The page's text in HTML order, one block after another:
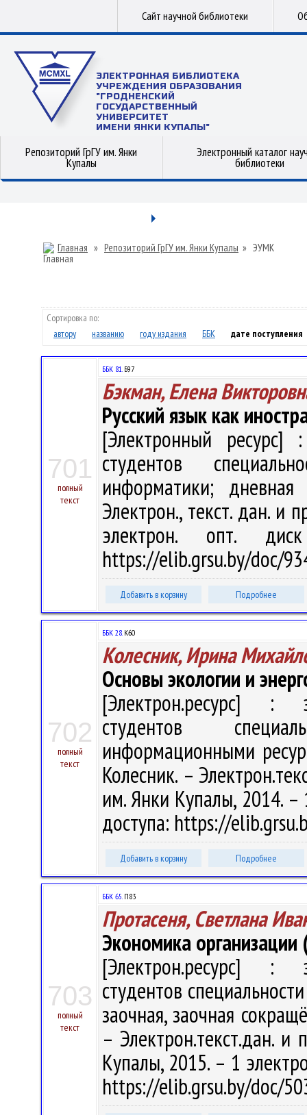
Сайт научной библиотеки
ЭЛЕКТРОННАЯ БИБЛИОТЕКА
УЧРЕЖДЕНИЯ ОБРАЗОВАНИЯ
"ГРОДНЕНСКИЙ
ГОСУДАРСТВЕННЫЙ
УНИВЕРСИТЕТ
ИМЕНИ ЯНКИ КУПАЛЫ"
Репозиторий ГрГУ им. Янки
Купалы
Электронный каталог
библиотеки
Главная » Репозиторий ГрГУ им. Янки Купалы » ЭУМК
Сортировка по:
автору
названию году издания ББК дате поступления
701
полный
текст
ББК 81.Б97
Бэкман, Елена
Русский язык как
[Электронный ресурс]
студентов
информатики;
Электрон., текст. дан. и
электрон. опт.
https://elib.grsu.by/doc/
Добавить в корзину Подробнее
702
полный
текст
ББК 28.К60
Колесник, Ирина
Основы экологии и
[Электрон.ресурс] :
студентов
информационными
Колесник. –
им. Янки Купалы, 2014. –
доступа: https://
Добавить в корзину Подробнее
703
полный
текст
ББК 65.П83
Протасеня, Светлана
Экономика организации
[Электрон.ресурс] :
студентов
заочная, заочная
– Электрон.текст.дан.
Купалы, 2015. – 1
https://elib.grsu.by/doc/